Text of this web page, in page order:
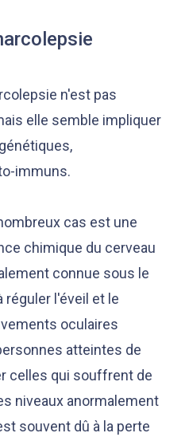
n'est pas
elle semble impliquer
immuns.
cas est une
chimique du cerveau
connue sous le
réguler l'éveil et le
oculaires
atteintes de
celles qui souffrent de
niveaux anormalement
souvent dû à la perte